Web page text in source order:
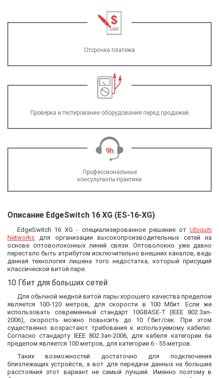
Отсрочка платежа
Проверка и тестирование оборудования перед продажей
Профессиональные
консультанты-практики
Описание EdgeSwitch 16 XG (ES-16-XG)
EdgeSwitch 16 XG - специализированное решение от Ubiquiti
Networks для организации высокопроизводительных сетей на
основе оптоволоконных линий связи. Оптоволокно уже давно
перестало быть атрибутом исключительно внешних каналов, ведь
данная технология лишена того недостатка, который присущий
классической витой паре.
10 Гбит для больших сетей
Для обычной медной витой пары хорошего качества пределом
является 100-120 метров, для скорости в 100 Мбит. Если же
использовать современный стандарт 10GBASE-T (IEEE 802.3an-
2006), скорость можно повысить до 10 Гбит/сек. При этом
существенно возрастают требования к используемому кабелю.
Согласно стандарту IEEE 802.3an-2006, для кабеля категории 6а
пределом является 100 метров, для категории 6 - 55 метров.
Таких возможностей достаточно для подключения
близлежащих устройств, а вот для передачи данных на большие
расстояния этот вариант не самый лучший. Именно поэтому в